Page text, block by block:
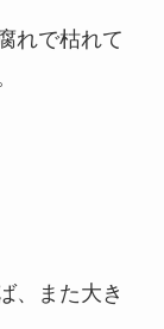
れで枯れて
、また大き